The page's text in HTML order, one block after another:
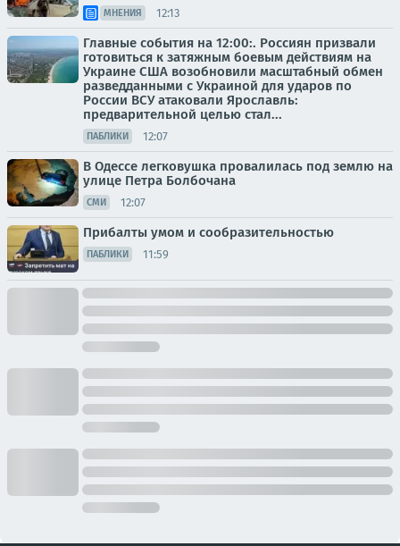
МНЕНИЯ 12:13
Главные события на 12:00:. Россиян призвали
готовиться к затяжным боевым действиям на
Украине США возобновили масштабный обмен
разведданными с Украиной для ударов по
России ВСУ атаковали Ярославль:
предварительной целью стал...
ПАБЛИКИ 12:07
В Одессе легковушка провалилась под землю на
улице Петра Болбочана
СМИ 12:07
Прибалты умом и сообразительностью
ПАБЛИКИ 11:59